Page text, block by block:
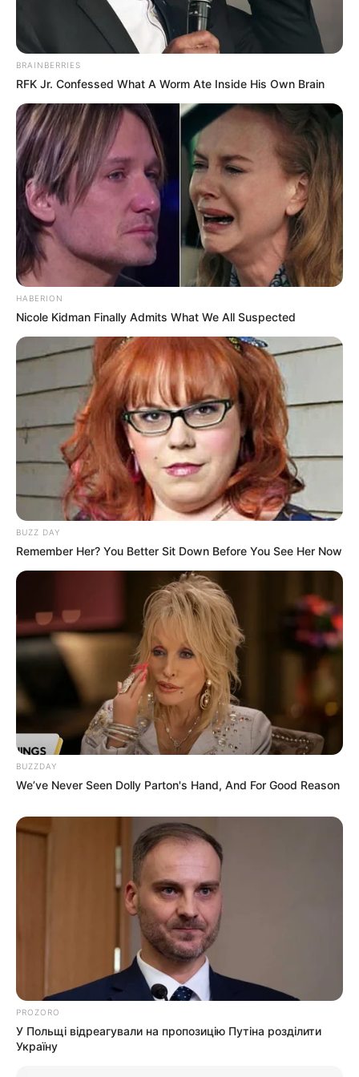
Катування, кайданки та незаконне утримання
людей: працівника Ужгородського ТЦК
судитимуть, дії ще двох його колег розслідує ДБР
(відео)
Категорії
Без рубрики
Гарячi
Культура
Партнерські матеріали
Політика
Спорт
[wp-rss-aggregator id="2"]
Ви пропустили
ПАРТНЕРСЬКІ МАТЕРІАЛИ ПОДІЇ
Попит на нерухомість в
Ужгороді зростає –
аналітика девелопера
підтверджує
загальнонаціональний
ГАРЯЧI
У селі на Закарпатті жінки
взялися засипати джерело,
BRAINBERRIES
RFK Jr. Confessed What A Worm Ate Inside His Own Brain
HABERION
Nicole Kidman Finally Admits What We All Suspected
BUZZ DAY
Remember Her? You Better Sit Down Before You See Her Now
BUZZDAY
We’ve Never Seen Dolly Parton's Hand, And For Good Reason
PROZORO
У Польщі відреагували на пропозицію Путіна розділити
Україну